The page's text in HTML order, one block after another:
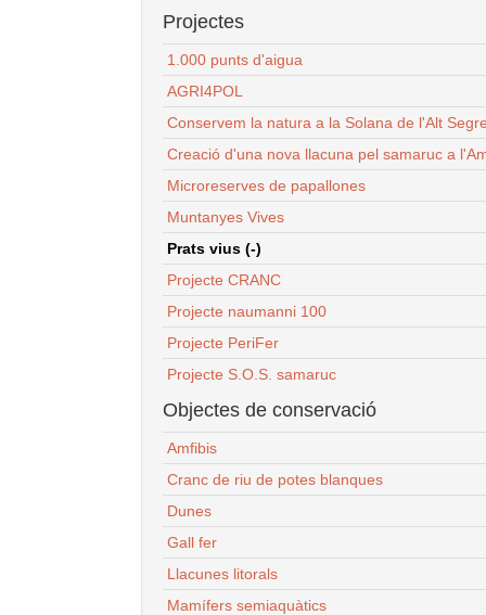
Projectes
1.000 punts d'aigua
AGRI4POL
Conservem la natura a la Solana de l'Alt
Creació d'una nova llacuna pel samaruc a
Microreserves de papallones
Muntanyes Vives
Prats vius (-)
Projecte CRANC
Projecte naumanni 100
Projecte PeriFer
Projecte S.O.S. samaruc
Objectes de conservació
Amfibis
Cranc de riu de potes blanques
Dunes
Gall fer
Llacunes litorals
Mamífers semiaquàtics